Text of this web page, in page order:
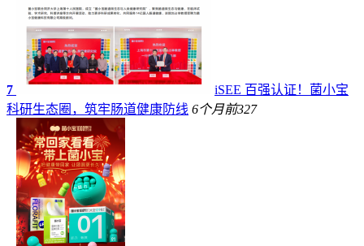
7
iSEE 百强认证！菌小宝
科研生态圈，筑牢肠道健康防线 6个月前327